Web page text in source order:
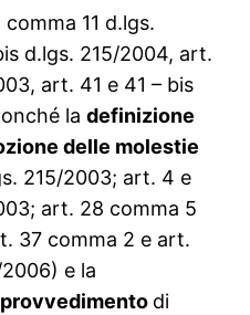
11 d.lgs.
d.lgs. 215/2004, art.
art. 41 e 41 – bis
ladefinizione
delle molestie
215/2003; art. 4 e
art. 28 comma 5
37 comma 2 e art.
e la
provvedimento di